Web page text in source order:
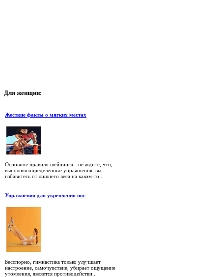
Для женщин:
Жесткие факты о мягких местах
Основное правило шейпинга - не ждите, что,
выполняя определенные упражнения, вы
избавитесь от лишнего веса на каком-то...
Упражнения для укрепления ног
Бесспорно, гимнастика только улучшает
настроение, самочувствие, убирает ощущение
утомления, является противодействи...